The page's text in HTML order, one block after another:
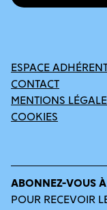
ESPACE ADHÉRENT
CONTACT
MENTIONS
COOKIES
ABONNEZ-VOUS
POUR RECEVOIR